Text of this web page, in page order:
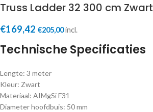
Truss Ladder 32 300 cm Zwart
€169,42 €205,00incl.
Technische Specificaties
Lengte: 3 meter
Kleur: Zwart
Materiaal: AIMgSi F31
Diameter hoofdbuis: 50 mm